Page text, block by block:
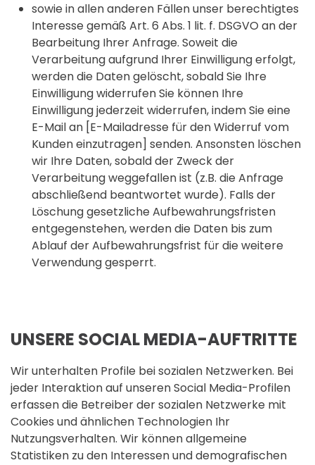
sowie in allen anderen Fällen unser berechtigtes
Interesse gemäß Art. 6 Abs. 1 lit. f. DSGVO an der
Bearbeitung Ihrer Anfrage. Soweit die
Verarbeitung aufgrund Ihrer Einwilligung erfolgt,
werden die Daten gelöscht, sobald Sie Ihre
Einwilligung widerrufen Sie können Ihre
Einwilligung jederzeit widerrufen, indem Sie eine
E-Mail an [E-Mailadresse für den Widerruf vom
Kunden einzutragen] senden. Ansonsten löschen
wir Ihre Daten, sobald der Zweck der
Verarbeitung weggefallen ist (z.B. die Anfrage
abschließend beantwortet wurde). Falls der
Löschung gesetzliche Aufbewahrungsfristen
entgegenstehen, werden die Daten bis zum
Ablauf der Aufbewahrungsfrist für die weitere
Verwendung gesperrt.
UNSERE SOCIAL MEDIA-AUFTRITTE
Wir unterhalten Profile bei sozialen Netzwerken. Bei
jeder Interaktion auf unseren Social Media-Profilen
erfassen die Betreiber der sozialen Netzwerke mit
Cookies und ähnlichen Technologien Ihr
Nutzungsverhalten. Wir können allgemeine
Statistiken zu den Interessen und demografischen